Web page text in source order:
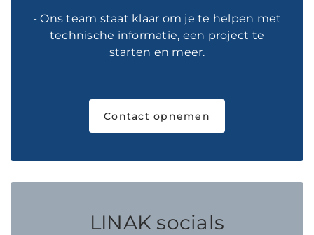
- Ons team staat klaar om je te helpen met
technische informatie, een project te
starten en meer.
Contact opnemen
LINAK socials